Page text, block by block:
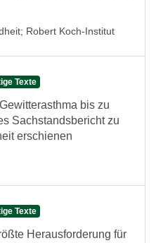
; Robert Koch-Institut
Texte
bis zu
Sachstandsbericht zu
erschienen
Texte
Herausforderung für